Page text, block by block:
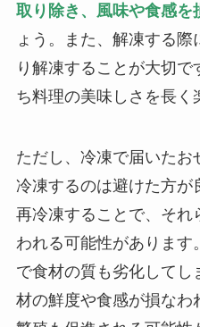
取り除き、風味や食感を
ょう。また、解凍する際
り解凍することが大切
ち料理の美味しさを長く
ただし、冷凍で届いたお
冷凍するのは避けた方が
再冷凍することで、それ
われる可能性があります
で食材の質も劣化してし
材の鮮度や食感が損なわ